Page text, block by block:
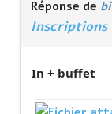
Réponse de
Inscriptions
In + buffet